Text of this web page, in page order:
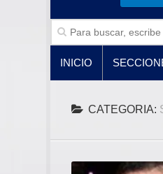
INICIO
CATEGORIA: